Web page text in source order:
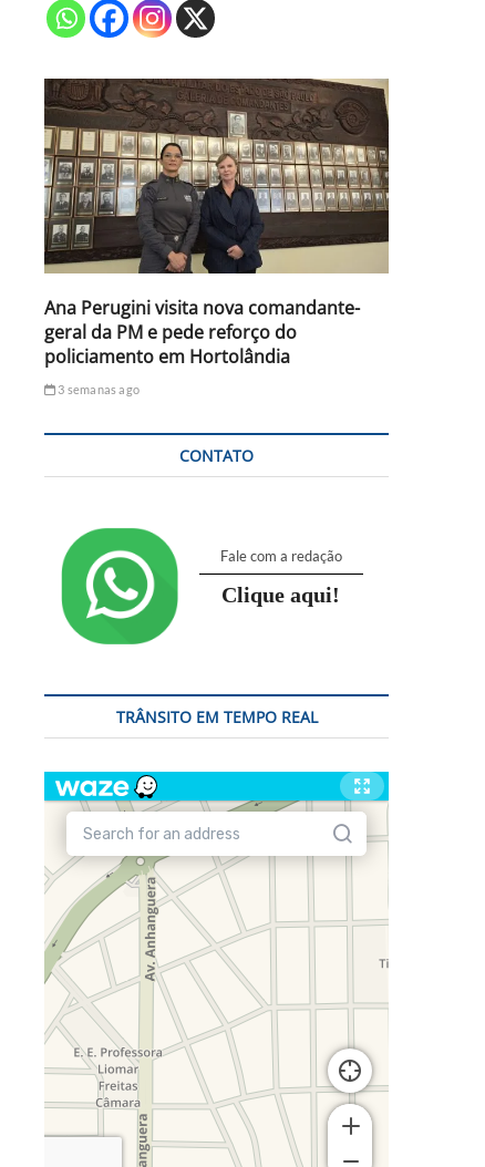
Ana Perugini visita nova comandante-
geral da PM e pede reforço do
policiamento em Hortolândia
3 semanas ago
CONTATO
Fale com a redação
Clique aqui!
TRÂNSITO EM TEMPO REAL